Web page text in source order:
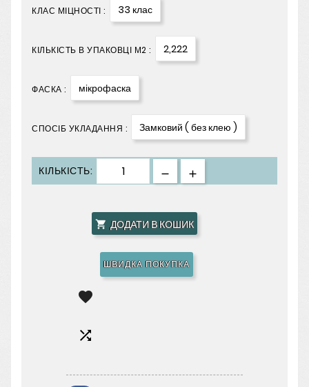
КЛАС МІЦНОСТІ : 33 клас
КІЛЬКІСТЬ В УПАКОВЦІ М2 : 2,222
ФАСКА : мікрофаска
СПОСІБ УКЛАДАННЯ : Замковий ( без клею )
КІЛЬКІСТЬ:
 ДОДАТИ В КОШИК
ШВИДКА ПОКУПКА

